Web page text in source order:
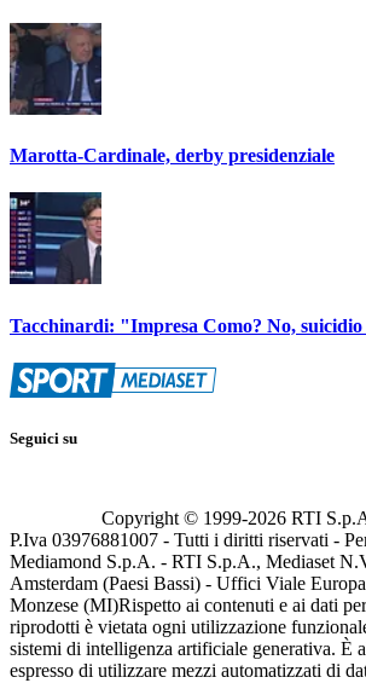
Marotta-Cardinale, derby presidenziale
Tacchinardi: "Impresa Como? No,
Seguici su
Copyright © 1999-2026 RTI
P.Iva 03976881007 - Tutti i diritti riservati -
Mediamond S.p.A. - RTI S.p.A., Mediaset
Amsterdam (Paesi Bassi) - Uffici Viale
Monzese (MI)Rispetto ai contenuti e ai dati
riprodotti è vietata ogni utilizzazione
sistemi di intelligenza artificiale generativa. È
espresso di utilizzare mezzi automatizzati di